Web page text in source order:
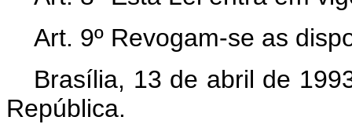
Art. 9º Revogam-se as
Brasília, 13 de abril de
República.